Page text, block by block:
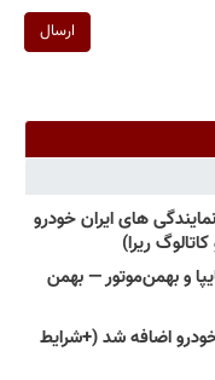
ارسال
های ایران خودرو
ریرا)
و بهمن‌موتور — بهمن
اضافه شد (+شرایط